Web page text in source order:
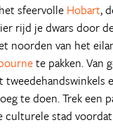
sfeervolle Hobart,
rijd je dwars door
noorden van het
te pakken. Van
te doen. Trek een
culturele stad